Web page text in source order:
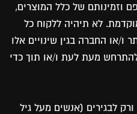
וזמינותם של כלל המוצרים,
לא תיהיה ללקוח כל
ו/או החברה בגין שינויים אלו
מעת לעת ו/או תוך כדי
לבגירים (אנשים מעל גיל